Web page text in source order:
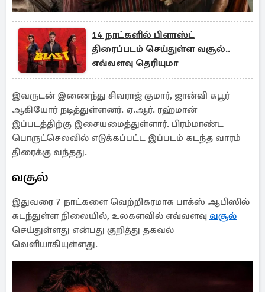
14 நாட்களில் பிளாஸ்ட்
திரைப்படம் செய்துள்ள வசூல்..
எவ்வளவு தெரியுமா
இவருடன் இணைந்து சிவராஜ் குமார், ஜான்வி கபூர்
ஆகியோர் நடித்துள்ளனர். ஏ.ஆர். ரஹ்மான்
இப்படத்திற்கு இசையமைத்துள்ளார். பிரம்மாண்ட
பொருட்செலவில் எடுக்கப்பட்ட இப்படம் கடந்த வாரம்
திரைக்கு வந்தது.
வசூல்
இதுவரை 7 நாட்களை வெற்றிகரமாக பாக்ஸ் ஆபிஸில்
கடந்துள்ள நிலையில், உலகளவில் எவ்வளவு வசூல்
செய்துள்ளது என்பது குறித்து தகவல்
வெளியாகியுள்ளது.